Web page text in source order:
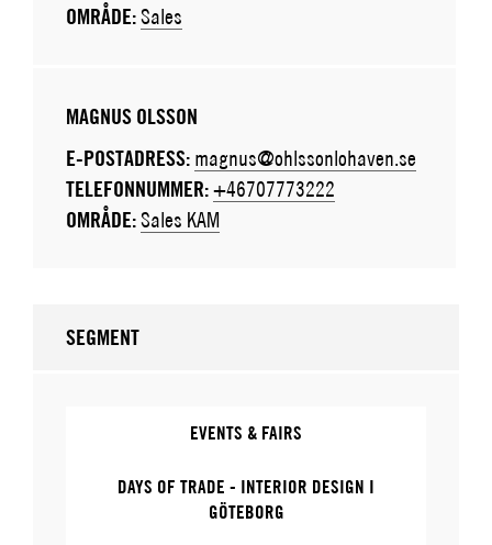
OMRÅDE:Sales
MAGNUS OLSSON
E-POSTADRESS: magnus@ohlssonlohaven.se
TELEFONNUMMER:+46707773222
OMRÅDE:Sales KAM
SEGMENT
EVENTS & FAIRS
DAYS OF TRADE - INTERIOR DESIGN I
GÖTEBORG